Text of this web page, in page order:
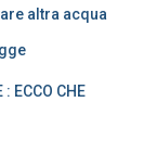
altra acqua
: ECCO CHE